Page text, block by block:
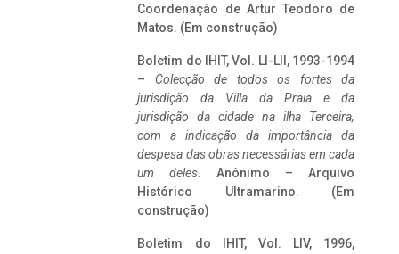
Coordenação de Artur Teodoro de
Matos. (Em construção)
Boletim do IHIT, Vol. LI-LII, 1993-1994
– Colecção de todos os fortes da
jurisdição da Villa da Praia e da
jurisdição da cidade na ilha Terceira,
com a indicação da importância da
despesa das obras necessárias em cada
um deles. Anónimo – Arquivo
Histórico Ultramarino. (Em
construção)
Boletim do IHIT, Vol. LIV, 1996,